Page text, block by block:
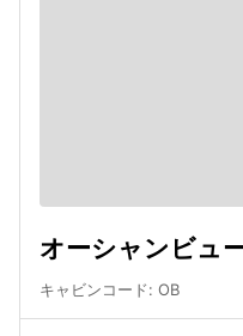
オーシャンビュ
キャビンコード: OB